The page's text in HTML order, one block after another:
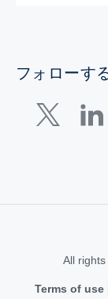
フォローす
All
Terms of use